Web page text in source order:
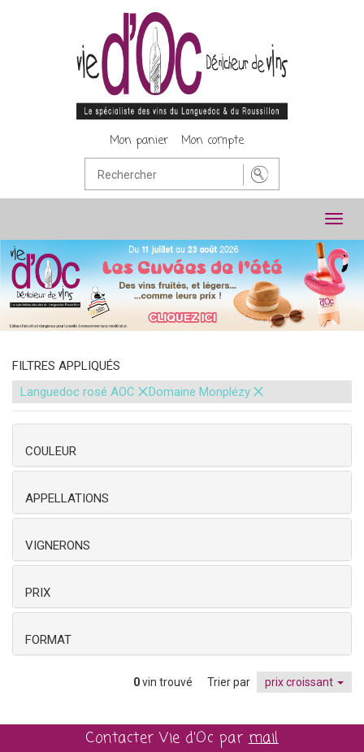
Mon panier Mon compte
FILTRES APPLIQUÉS
Languedoc rosé AOC ×Domaine Monplézy ×
COULEUR
APPELLATIONS
VIGNERONS
PRIX
FORMAT
0vin trouvé Trier par prix croissant
Contacter Vie d'Oc parmail